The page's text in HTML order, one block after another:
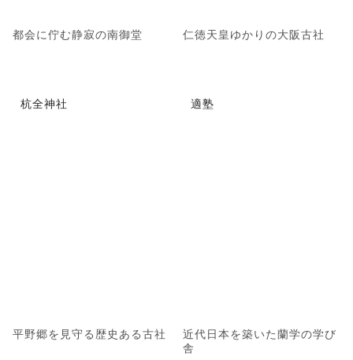
都会に佇む静寂の南御堂 仁徳天皇ゆかりの大阪古社
杭全神社
平野郷を見守る歴史ある古社
適塾
近代日本を築いた蘭学の学び
舎